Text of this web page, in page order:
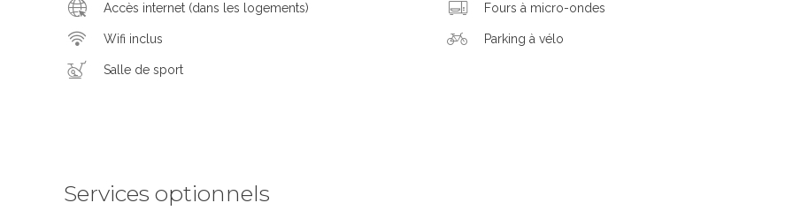
Accès internet (dans les logements)
Wifi inclus
Salle de sport
Fours à micro-ondes
Parking à vélo
Services optionnels